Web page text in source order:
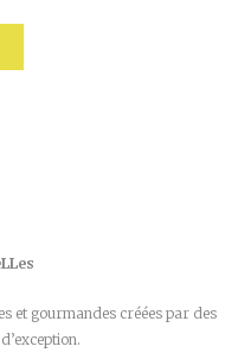
et gourmandes créées par des